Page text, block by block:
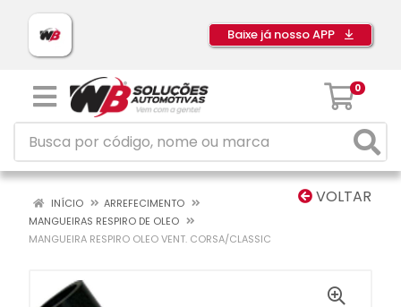
Baixe já nosso APP
0
VOLTAR
INÍCIO
ARREFECIMENTO
MANGUEIRAS RESPIRO DE OLEO
MANGUEIRA RESPIRO OLEO VENT. CORSA/CLASSIC